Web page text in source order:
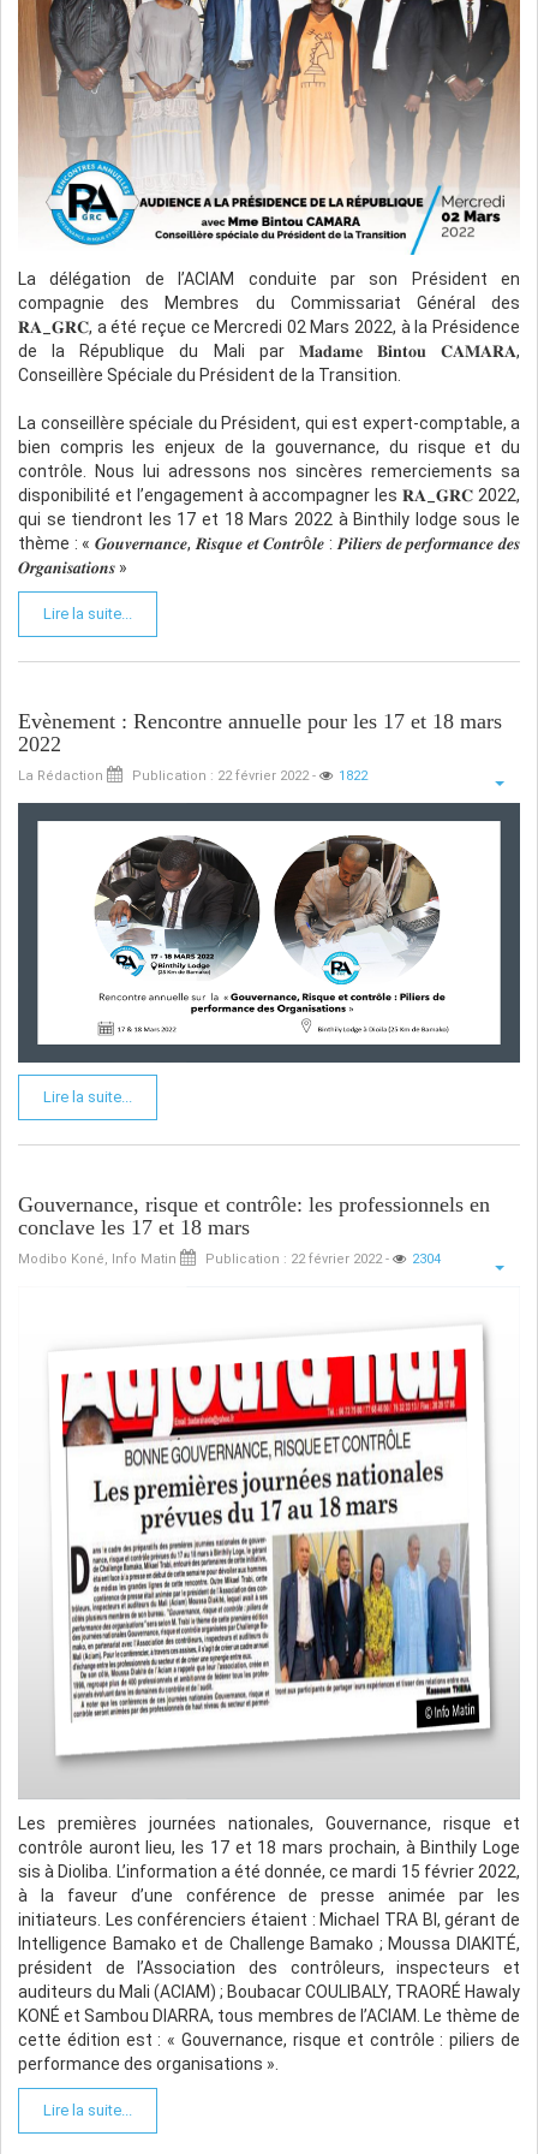
Les auditeurs internes doivent comprendre les
technologies courantes qui permettent le travail à
distance, les risques importants découlant de l'accès
à distance et les contrôles standard qui empêchent,
détectent ou corrigent l'accès ou le partage
d'informations non autorisés.
La pandémie de COVID-19 a entraîné une
augmentation significative du nombre de personnes
travaillant à domicile et les risques qui en résultent
liés à une main-d'œuvre mobile ou distante.
Ce guide remplace le Global Technology Audit Guide
(GTAG), "Auditing Smart Devices", et élargit la portée
pour se concentrer sur un plus large éventail de
risques et de contrôles liés à une main-d'œuvre
mobile.
La délégation de l’ACIAM conduite par son Président en
compagnie des Membres du Commissariat Général des
𝐑𝐀_𝐆𝐑𝐂, a été reçue ce Mercredi 02 Mars 2022, à la Présidence
de la République du Mali par 𝐌𝐚𝐝𝐚𝐦𝐞 𝐁𝐢𝐧𝐭𝐨𝐮 𝐂𝐀𝐌𝐀𝐑𝐀,
Conseillère Spéciale du Président de la Transition.
La conseillère spéciale du Président, qui est expert-comptable, a
bien compris les enjeux de la gouvernance, du risque et du
contrôle. Nous lui adressons nos sincères remerciements sa
disponibilité et l’engagement à accompagner les 𝐑𝐀_𝐆𝐑𝐂 2022,
qui se tiendront les 17 et 18 Mars 2022 à Binthily lodge sous le
thème : « 𝑮𝒐𝒖𝒗𝒆𝒓𝒏𝒂𝒏𝒄𝒆, 𝑹𝒊𝒔𝒒𝒖𝒆 𝒆𝒕 𝑪𝒐𝒏𝒕𝒓ô𝒍𝒆 : 𝑷𝒊𝒍𝒊𝒆𝒓𝒔 𝒅𝒆 𝒑𝒆𝒓𝒇𝒐𝒓𝒎𝒂𝒏𝒄𝒆 𝒅𝒆𝒔
𝑶𝒓𝒈𝒂𝒏𝒊𝒔𝒂𝒕𝒊𝒐𝒏𝒔 »
Lire la suite...
Evènement : Rencontre annuelle pour les 17 et 18 mars
2022
La Rédaction Publication : 22 février 2022 - 1822
Lire la suite...
Gouvernance, risque et contrôle: les professionnels en
conclave les 17 et 18 mars
Modibo Koné, Info Matin Publication : 22 février 2022 - 2304
Les premières journées nationales, Gouvernance, risque et
contrôle auront lieu, les 17 et 18 mars prochain, à Binthily Loge
sis à Dioliba. L’information a été donnée, ce mardi 15 février 2022,
à la faveur d’une conférence de presse animée par les
initiateurs. Les conférenciers étaient : Michael TRA BI, gérant de
Intelligence Bamako et de Challenge Bamako ; Moussa DIAKITÉ,
président de l’Association des contrôleurs, inspecteurs et
auditeurs du Mali (ACIAM) ; Boubacar COULIBALY, TRAORÉ Hawaly
KONÉ et Sambou DIARRA, tous membres de l’ACIAM. Le thème de
cette édition est : « Gouvernance, risque et contrôle : piliers de
performance des organisations ».
Lire la suite...